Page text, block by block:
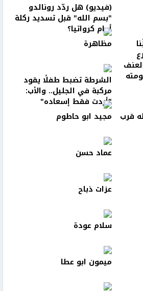
(فيديو) هل ردّد رونالدو
"بسم الله" قبل تسديد ركلة
أمام كرواتيا؟
مظاهرة
الشرطة تضبط طفلًا يقود
مركبة في الجليل.. والأب:
"أردت فقط إسعاده"
قرب
مجيد ابو حاطوم
عماد حسن
عزات ذباح
سلام عودة
ميمون ابو عطا